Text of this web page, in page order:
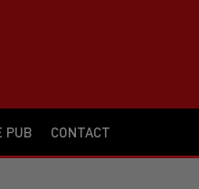
PUB CONTACT